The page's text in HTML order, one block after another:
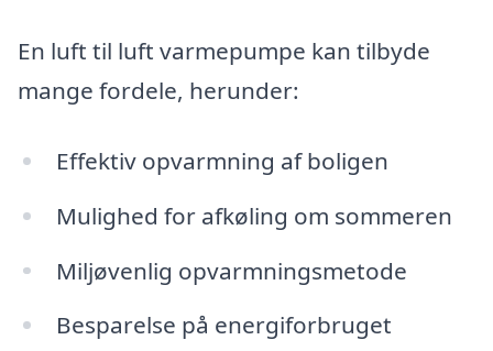
En luft til luft varmepumpe kan tilbyde
mange fordele, herunder:
Effektiv opvarmning af boligen
Mulighed for afkøling om sommeren
Miljøvenlig opvarmningsmetode
Besparelse på energiforbruget